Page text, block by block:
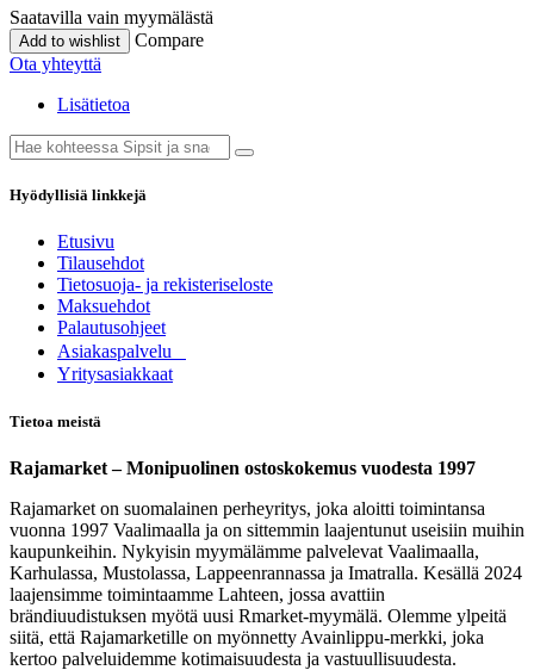
Saatavilla vain myymälästä
Add to wishlist
Compare
Ota yhteyttä
Lisätietoa
Hyödyllisiä linkkejä
Etusivu
Tilausehdot
Tietosuoja- ja rekisteriseloste
Maksuehdot
Palautusohjeet
Asia​k​aspalvelu
​Yritysasiakkaat
Tietoa meistä
Rajamarket – Monipuolinen ostoskokemus vuodesta 1997
Rajamarket on suomalainen perheyritys, joka aloitti toimintansa
vuonna 1997 Vaalimaalla ja on sittemmin laajentunut useisiin muihin
kaupunkeihin. Nykyisin myymälämme palvelevat Vaalimaalla,
Karhulassa, Mustolassa, Lappeenrannassa ja Imatralla. Kesällä 2024
laajensimme toimintaamme Lahteen, jossa avattiin
brändiuudistuksen myötä uusi Rmarket-myymälä. Olemme ylpeitä
siitä, että Rajamarketille on myönnetty Avainlippu-merkki, joka
kertoo palveluidemme kotimaisuudesta ja vastuullisuudesta.